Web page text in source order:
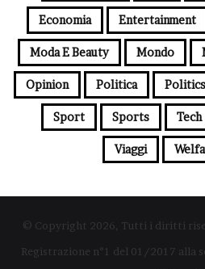
Economia Entertainment
Moda E Beauty Mondo
Opinion Politica Politics
Sport Sports Tech
Viaggi
© Copyright 2026, Tutti i diritti
Registrazione n°1 del 01/2017 alla